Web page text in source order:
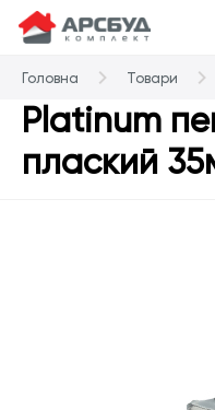
Головна Товари
Platinum
плаский